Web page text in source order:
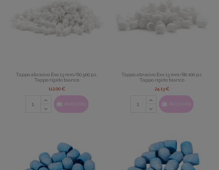
Tappo abrasivo Exo 13 mm/60 500 pz.
Tappo rigido bianco
112,00 €
Acquista
Tappo abrasivo Exo 13 mm/80 100 pz.
Tappo rigido bianco
24,13 €
Acquista